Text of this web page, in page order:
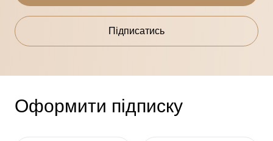
Підписатись
Оформити підписку